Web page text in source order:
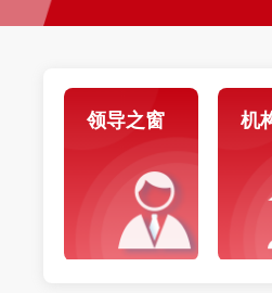
领导之窗 机